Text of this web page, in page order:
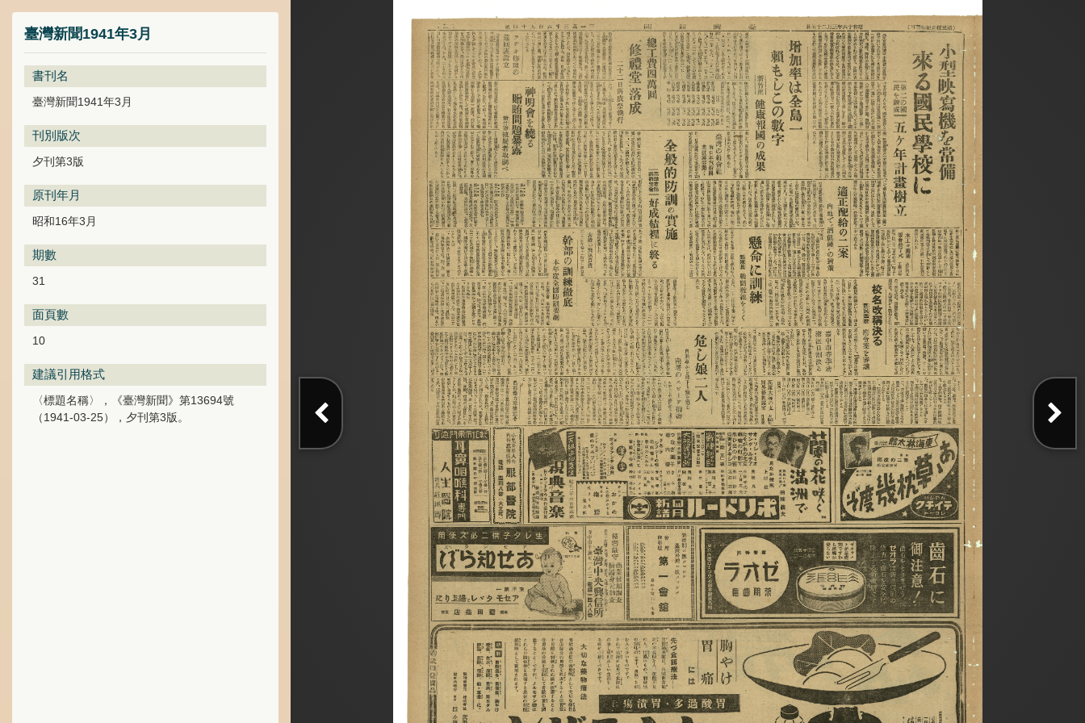
臺灣新聞1941年3月
書刊名
臺灣新聞1941年3月
刊別版次
夕刊第3版
原刊年月
昭和16年3月
期數
31
面頁數
10
建議引用格式
〈標題名稱〉，《臺灣新聞》第13694號
（1941-03-25），夕刊第3版。